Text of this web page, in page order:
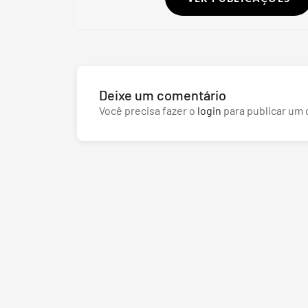
Deixe um comentário
Você precisa fazer o login para publicar um